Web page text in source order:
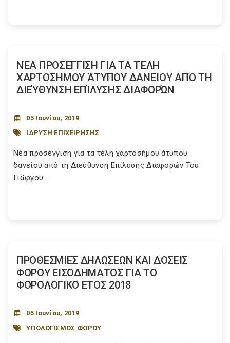
ΝΈΑ ΠΡΟΣΈΓΓΙΣΗ ΓΙΑ ΤΑ ΤΈΛΗ
ΧΑΡΤΟΣΉΜΟΥ ΆΤΥΠΟΥ ΔΑΝΕΊΟΥ ΑΠΌ ΤΗ
ΔΙΕΎΘΥΝΣΗ ΕΠΊΛΥΣΗΣ ΔΙΑΦΟΡΏΝ
05 Ιουνίου, 2019
ΙΔΡΥΣΗ ΕΠΙΧΕΙΡΗΣΗΣ
Νέα προσέγγιση για τα τέλη χαρτοσήμου άτυπου
δανείου από τη Διεύθυνση Επίλυσης Διαφορών Του
Γιώργου...
ΠΡΟΘΕΣΜΙΕΣ ΔΗΛΩΣΕΩΝ ΚΑΙ ΔΟΣΕΙΣ
ΦΟΡΟΥ ΕΙΣΟΔΗΜΑΤΟΣ ΓΙΑ ΤΟ
ΦΟΡΟΛΟΓΙΚΟ ΕΤΟΣ 2018
05 Ιουνίου, 2019
ΥΠΟΛΟΓΙΣΜΟΣ ΦΟΡΟΥ